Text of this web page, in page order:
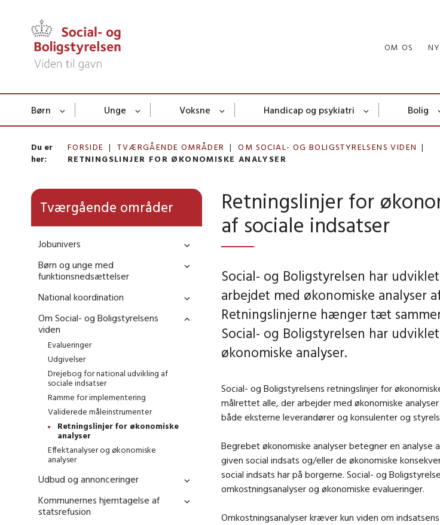
OM OS
Børn Unge Voksne Handicap og psykiatri Bolig
Du er
her:
FORSIDE TVÆRGÅENDE OMRÅDER
OM SOCIAL- OG BOLIGSTYRELSENS VIDEN
RETNINGSLINJER FOR ØKONOMISKE ANALYSER
Tværgående områder
Jobunivers
Børn og unge med
funktionsnedsættelser
National koordination
Om Social- og Boligstyrelsens
viden
Evalueringer
Udgivelser
Drejebog for national udvikling af
sociale indsatser
Ramme for implementering
Validerede måleinstrumenter
Retningslinjer for økonomiske
analyser
Effektanalyser og økonomiske
analyser
Udbud og annonceringer
Kommunernes hjemtagelse af
statsrefusion
Retningslinjer for
af sociale indsatser
Social- og Boligstyrelsen har
arbejdet med økonomiske analyser
Retningslinjerne hænger tæt
Social- og Boligstyrelsen har
økonomiske analyser.
Social- og Boligstyrelsens retningslinjer for
målrettet alle, der arbejder med økonomiske
både eksterne leverandører og konsulenter og
Begrebet økonomiske analyser betegner en analyse
given social indsats og/eller de økonomiske
social indsats har på borgerne. Social- og Bolig
omkostningsanalyser og økonomiske evalueringer.
Omkostningsanalyser kræver kun viden om